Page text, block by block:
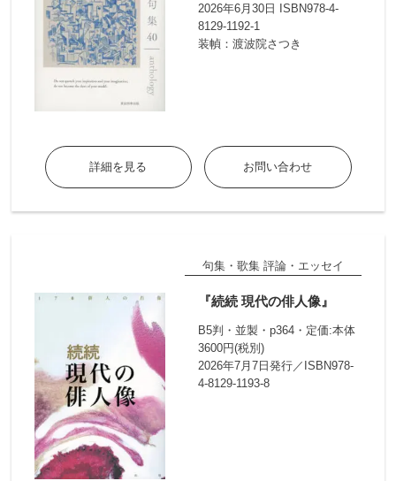
2026年6月30日 ISBN978-4-
8129-1192-1
装幀：渡波院さつき
詳細を見る お問い合わせ
句集・歌集 評論・エッセイ
『続続 現代の俳人像』
B5判・並製・p364・定価:本体
3600円(税別)
2026年7月7日発行／ISBN978-
4-8129-1193-8